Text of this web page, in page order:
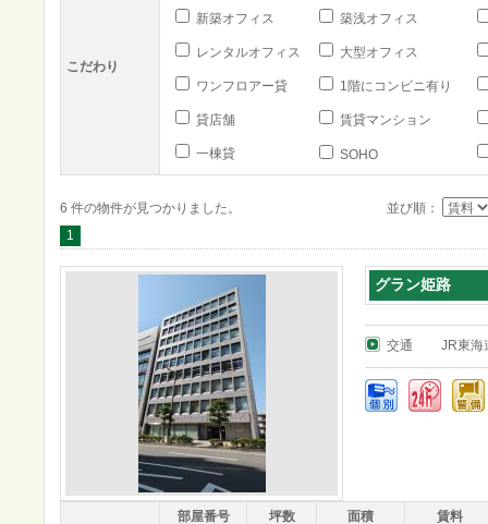
こだわり
新築オフィス 築浅オフィス
レンタルオフィス 大型オフィス
ワンフロアー貸 1階にコンビニ有り
貸店舗 賃貸マンション
一棟貸 SOHO
6 件の物件が見つかりました。
並び順：
1
グラン姫路
交通 JR東海
部屋番号 坪数 面積 賃料